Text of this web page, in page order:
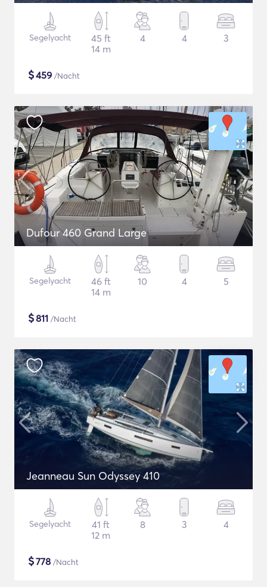
Segelyacht
45 ft
14 m
4 4 3
$459 /Nacht
Dufour 460 Grand Large
Segelyacht
46 ft
14 m
10 4 5
$811 /Nacht
Jeanneau Sun Odyssey 410
Segelyacht
41 ft
12 m
8 3 4
$778 /Nacht